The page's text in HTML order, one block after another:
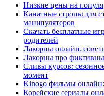
Низкие цены на
Канатные стропы для
манипуляторов
Скачать бесплатные
родителей
Лакорны онлайн:
Лакорны про
Сливы курсов:
момент
Kinogo фильмы
Корейские сериалы